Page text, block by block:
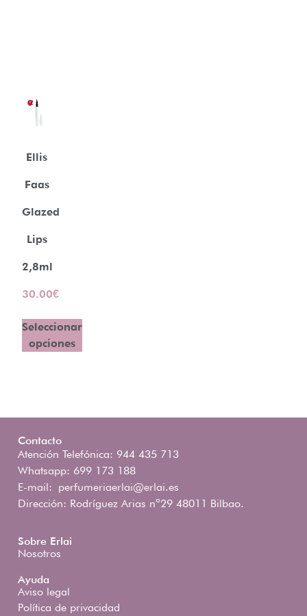
Ellis
Faas
Glazed
Lips
2,8ml
30.00€
Seleccionar
opciones
Contacto
Atención Telefónica: 944 435 713
Whatsapp: 699 173 188
E-mail: perfumeriaerlai@erlai.es
Dirección: Rodríguez Arias nº29 48011 Bilbao.
Sobre Erlai
Nosotros
Ayuda
Aviso legal
Política de privacidad